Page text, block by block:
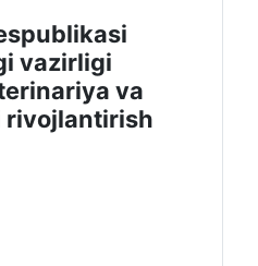
vazirligi
va